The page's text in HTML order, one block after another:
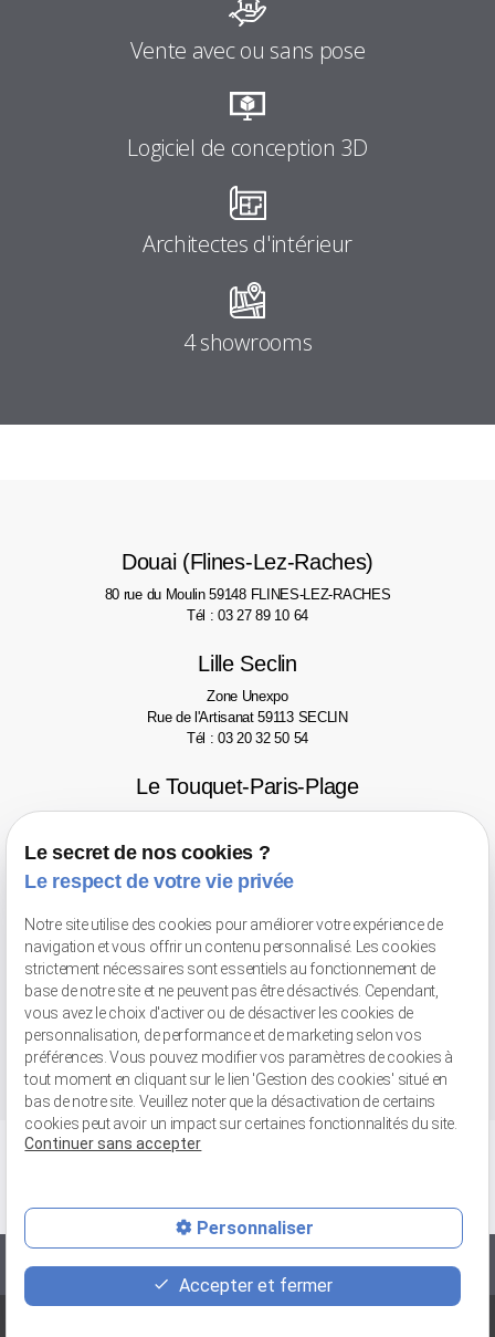
Vente avec ou sans pose
Logiciel de conception 3D
Architectes d'intérieur
4 showrooms
Douai (Flines-Lez-Raches)
80 rue du Moulin59148 FLINES-LEZ-RACHES
Tél : 03 27 89 10 64
Lille Seclin
Zone Unexpo
Rue de l'Artisanat59113 SECLIN
Tél : 03 20 32 50 54
Le Touquet-Paris-Plage
Valenciennes
Avenue Pompidou59300 VALENCIENNES - Face au Gaumont
Tél : 03 66 20 02 52
Retrait de marchandises
56 bis rue Jean-Chemin59148 FLINES-LEZ-RACHES
Tél : 03 27 89 04 31
Vente avec ou sans pose
Le secret de nos cookies ?
Le respect de votre vie privée
Notre site utilise des cookies pour améliorer votre expérience de
navigation et vous offrir un contenu personnalisé. Les cookies
strictement nécessaires sont essentiels au fonctionnement de
base de notre site et ne peuvent pas être désactivés. Cependant,
vous avez le choix d'activer ou de désactiver les cookies de
personnalisation, de performance et de marketing selon vos
préférences. Vous pouvez modifier vos paramètres de cookies à
tout moment en cliquant sur le lien 'Gestion des cookies' situé en
bas de notre site. Veuillez noter que la désactivation de certains
cookies peut avoir un impact sur certaines fonctionnalités du site.
Continuer sans accepter
Personnaliser
Accepter et fermer